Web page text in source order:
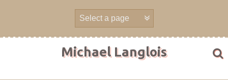
Michael Langlois